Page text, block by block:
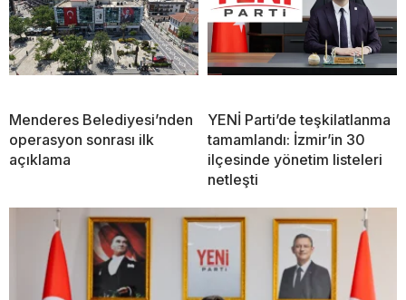
Menderes Belediyesi’nden
operasyon sonrası ilk
açıklama
YENİ Parti’de teşkilatlanma
tamamlandı: İzmir’in 30
ilçesinde yönetim listeleri
netleşti